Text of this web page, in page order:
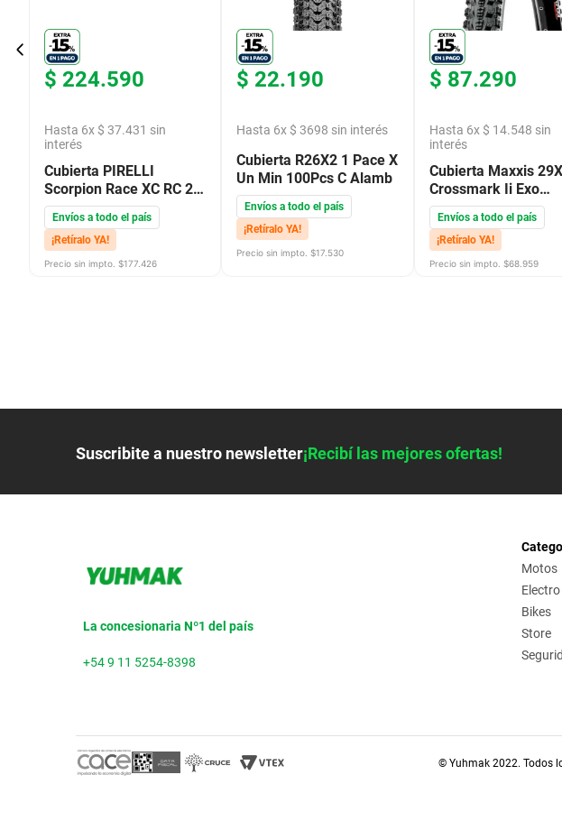
$ 224.590
Hasta 6x $ 37.431 sin
interés
Cubierta PIRELLI
Scorpion Race XC RC 29
X 2.4 Silver
Envíos a todo el país
¡Retíralo YA!
Precio sin impto. $177.426
$ 22.190
Hasta 6x $ 3698 sin interés
Cubierta R26X2 1 Pace X
Un Min 100Pcs C Alamb
Envíos a todo el país
¡Retíralo YA!
Precio sin impto. $17.530
$ 87.290
Hasta 6x $ 14.548 sin
interés
Cubierta Maxxis
Crossmark Ii Exo
Tubeless Ne
Envíos a todo el país
¡Retíralo YA!
Precio sin impto. $68.959
Suscribite a nuestro newsletter¡Recibí las mejores ofertas!
La concesionaria Nº1 del país
+54 9 11 5254-8398
Motos
Bikes
Store
© Yuhmak 2022. Todos